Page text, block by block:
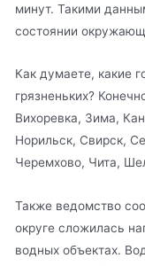
минут. Такими
состоянии
Как думаете, какие
грязненьких?
Вихоревка, Зима,
Норильск, Свирск,
Черемхово, Чита,
Также ведомство
округе сложилась
водных объектах.